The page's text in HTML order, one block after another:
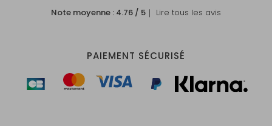
Note moyenne : 4.76 / 5 ｜ Lire tous les avis
PAIEMENT SÉCURISÉ